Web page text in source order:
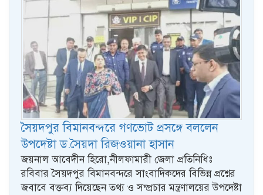
সৈয়দপুর বিমানবন্দরে গণভোট প্রসঙ্গে বললেন
উপদেষ্টা ড.সৈয়দা রিজওয়ানা হাসান
জয়নাল আবেদীন হিরো,নীলফামারী জেলা প্রতিনিধিঃ
রবিবার সৈয়দপুর বিমানবন্দরে সাংবাদিকদের বিভিন্ন প্রশ্নের
জবাবে বক্তব্য দিয়েছেন তথ্য ও সম্প্রচার মন্ত্রণালয়ের উপদেষ্টা